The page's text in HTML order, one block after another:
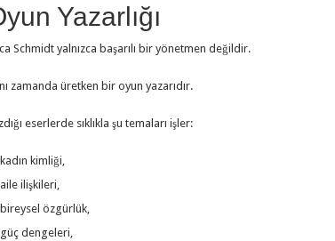
Yazarlığı
Schmidt yalnızca başarılı bir yönetmen değildir.
zamanda üretken bir oyun yazarıdır.
eserlerde sıklıkla şu temaları işler:
kadın kimliği,
aile ilişkileri,
bireysel özgürlük,
güç dengeleri,